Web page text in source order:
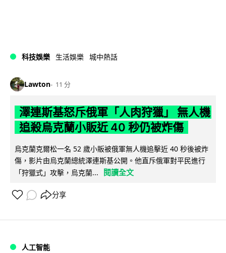
科技娛樂 生活娛樂 城中熱話
Lawton 11 分
澤連斯基怒斥俄軍「人肉狩獵」 無人機
追殺烏克蘭小販近 40 秒仍被炸傷
烏克蘭克爾松一名 52 歲小販被俄軍無人機追擊近 40 秒後被炸
傷，影片由烏克蘭總統澤連斯基公開。他直斥俄軍對平民進行
「狩獵式」攻擊，烏克蘭...
閱讀全文
分享
人工智能